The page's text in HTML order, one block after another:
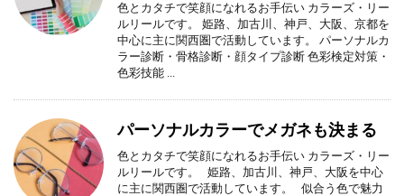
色とカタチで笑顔になれるお手伝い カラーズ・リー
ルリールです。 姫路、加古川、神戸、大阪、京都を
中心に主に関西圏で活動しています。 パーソナルカ
ラー診断・骨格診断・顔タイプ診断 色彩検定対策・
色彩技能 ...
パーソナルカラーでメガネも決まる
色とカタチで笑顔になれるお手伝い カラーズ・リー
ルリールです。 姫路、加古川、神戸、大阪を中心
に主に関西圏で活動しています。 似合う色で魅力